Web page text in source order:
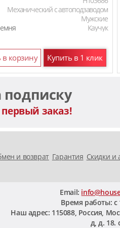
Механический с автоподзаводом
Мужские
Каучук
корзину Купить в 1 клик
заказ!
и возврат Гарантия Скидки и
Email:
Время работы: c
Наш адрес: 115088, Россия,
д, д. 18.